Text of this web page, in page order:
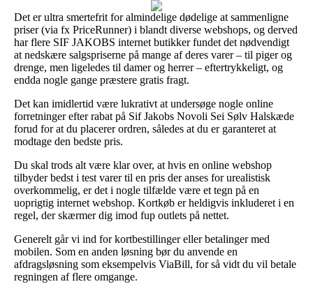
Det er ultra smertefrit for almindelige dødelige at sammenligne
priser (via fx PriceRunner) i blandt diverse webshops, og derved
har flere SIF JAKOBS internet butikker fundet det nødvendigt
at nedskære salgspriserne på mange af deres varer – til piger og
drenge, men ligeledes til damer og herrer – eftertrykkeligt, og
endda nogle gange præstere gratis fragt.
Det kan imidlertid være lukrativt at undersøge nogle online
forretninger efter rabat på Sif Jakobs Novoli Sei Sølv Halskæde
forud for at du placerer ordren, således at du er garanteret at
modtage den bedste pris.
Du skal trods alt være klar over, at hvis en online webshop
tilbyder bedst i test varer til en pris der anses for urealistisk
overkommelig, er det i nogle tilfælde være et tegn på en
uoprigtig internet webshop. Kortkøb er heldigvis inkluderet i en
regel, der skærmer dig imod fup outlets på nettet.
Generelt går vi ind for kortbestillinger eller betalinger med
mobilen. Som en anden løsning bør du anvende en
afdragsløsning som eksempelvis ViaBill, for så vidt du vil betale
regningen af flere omgange.